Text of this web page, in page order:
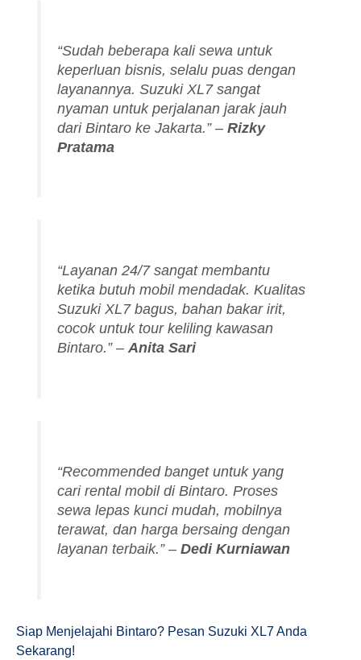
“Sudah beberapa kali sewa untuk
keperluan bisnis, selalu puas dengan
layanannya. Suzuki XL7 sangat
nyaman untuk perjalanan jarak jauh
dari Bintaro ke Jakarta.”–Rizky
Pratama
“Layanan 24/7 sangat membantu
ketika butuh mobil mendadak. Kualitas
Suzuki XL7 bagus, bahan bakar irit,
cocok untuk tour keliling kawasan
Bintaro.”–Anita Sari
“Recommended banget untuk yang
cari rental mobil di Bintaro. Proses
sewa lepas kunci mudah, mobilnya
terawat, dan harga bersaing dengan
layanan terbaik.”–Dedi Kurniawan
Siap Menjelajahi Bintaro? Pesan Suzuki XL7 Anda
Sekarang!